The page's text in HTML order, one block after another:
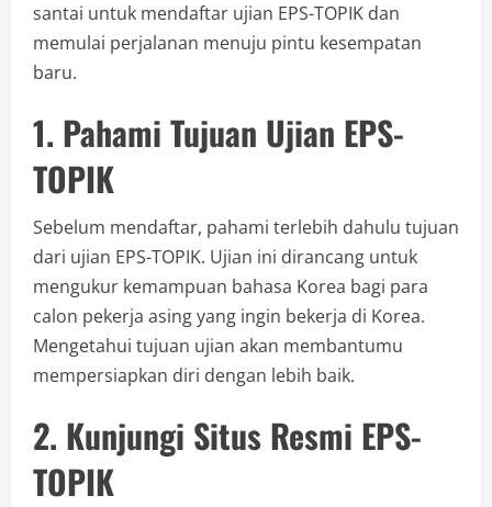
santai untuk mendaftar ujian EPS-TOPIK dan
memulai perjalanan menuju pintu kesempatan
baru.
1. Pahami Tujuan Ujian EPS-
TOPIK
Sebelum mendaftar, pahami terlebih dahulu tujuan
dari ujian EPS-TOPIK. Ujian ini dirancang untuk
mengukur kemampuan bahasa Korea bagi para
calon pekerja asing yang ingin bekerja di Korea.
Mengetahui tujuan ujian akan membantumu
mempersiapkan diri dengan lebih baik.
2. Kunjungi Situs Resmi EPS-
TOPIK